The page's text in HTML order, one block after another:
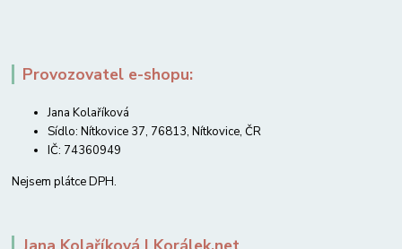
Provozovatel e-shopu:
Jana Kolaříková
Sídlo: Nítkovice 37, 76813, Nítkovice, ČR
IČ: 74360949
Nejsem plátce DPH.